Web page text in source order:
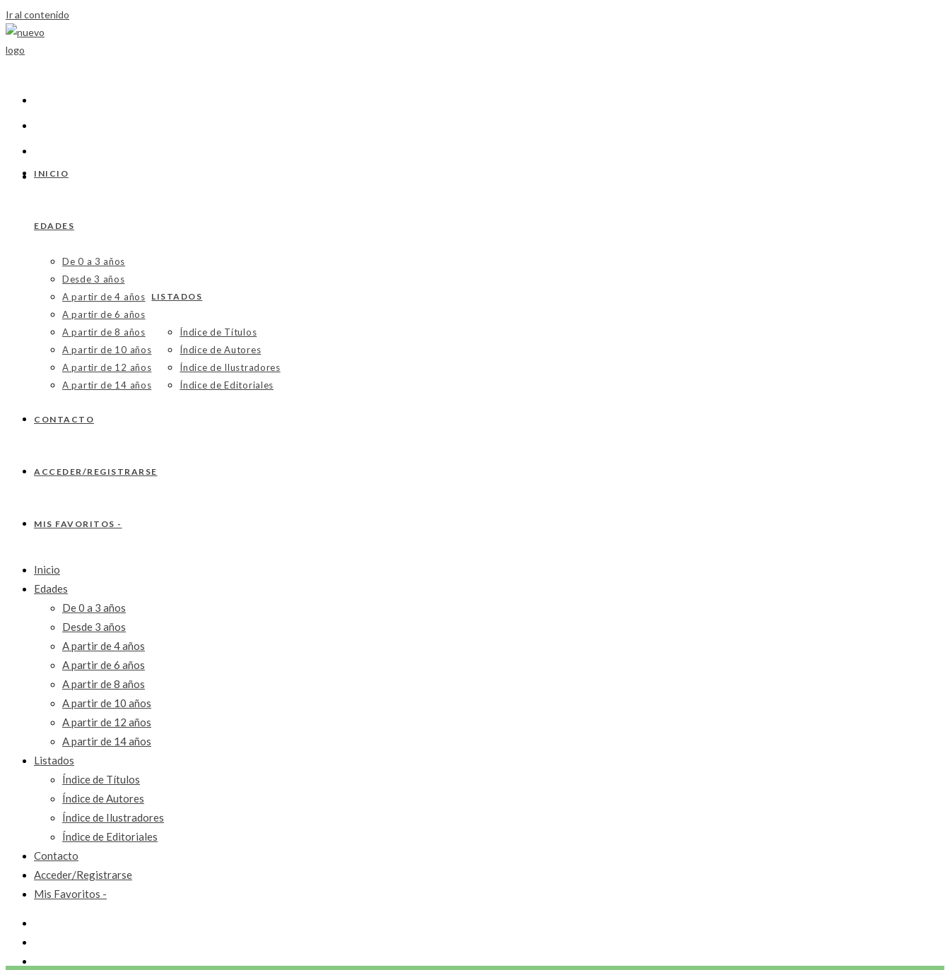
Ir al contenido
INICIO
EDADES
De 0 a 3 años
Desde 3 años
A partir de 4 años
A partir de 6 años
A partir de 8 años
A partir de 10 años
A partir de 12 años
A partir de 14 años
LISTADOS
Índice de Títulos
Índice de Autores
Índice de Ilustradores
Índice de Editoriales
CONTACTO
ACCEDER/REGISTRARSE
MIS FAVORITOS -
Inicio
Edades
De 0 a 3 años
Desde 3 años
A partir de 4 años
A partir de 6 años
A partir de 8 años
A partir de 10 años
A partir de 12 años
A partir de 14 años
Listados
Índice de Títulos
Índice de Autores
Índice de Ilustradores
Índice de Editoriales
Contacto
Acceder/Registrarse
Mis Favoritos -